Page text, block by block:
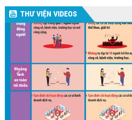
THƯ VIỆN VIDEOS